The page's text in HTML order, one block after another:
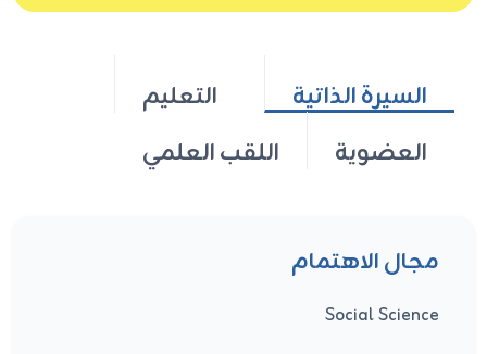
السيرة الذاتية
التعليم
العضوية
اللقب العلمي
مجال الاهتمام
Social Science